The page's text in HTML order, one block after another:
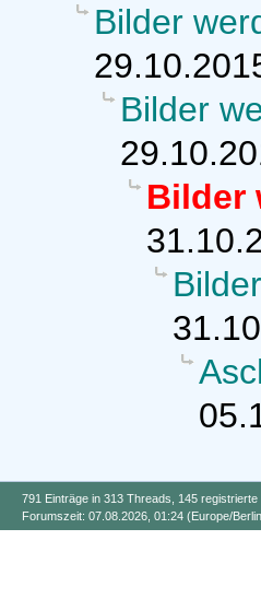
Bilder
Bilder
Bilder
791 Einträge in 313 Threads, 145
Forumszeit: 07.08.2026, 01:24 (Europe/